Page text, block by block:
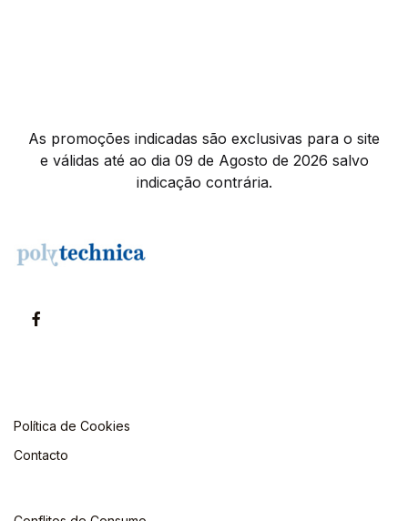
As promoções indicadas são exclusivas para o site
e válidas até ao dia 09 de Agosto de 2026 salvo
indicação contrária.
Política de Cookies
Contacto